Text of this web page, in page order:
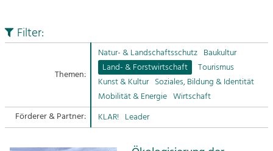
Mein Projekt 
Impressum
Baukultur
Ortsbild, Baukultur und nachhaltiges
Land- & Forstwirtschaft
Bewirtschaftung und Pflege der
Kulturlandschaft.
Filter:
Themen:
Natur- & Landschaftsschutz Baukultur
Land- & Forstwirtschaft
Tourismus
Kunst & Kultur Soziales, Bildung & Identität
Mobilität & Energie Wirtschaft
Förderer & Partner:
KLAR! Leader